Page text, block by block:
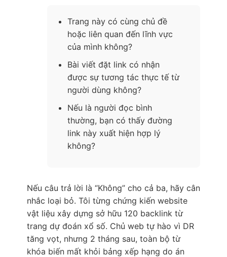
Trang này có cùng chủ đề
hoặc liên quan đến lĩnh vực
của mình không?
Bài viết đặt link có nhận
được sự tương tác thực tế từ
người dùng không?
Nếu là người đọc bình
thường, bạn có thấy đường
link này xuất hiện hợp lý
không?
Nếu câu trả lời là “Không” cho cả ba, hãy cân
nhắc loại bỏ. Tôi từng chứng kiến website
vật liệu xây dựng sở hữu 120 backlink từ
trang dự đoán xổ số. Chủ web tự hào vì DR
tăng vọt, nhưng 2 tháng sau, toàn bộ từ
khóa biến mất khỏi bảng xếp hạng do án